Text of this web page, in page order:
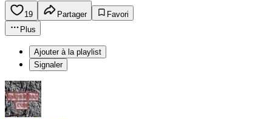
19 Partager
Favori
Plus
Ajouter à la playlist
Signaler